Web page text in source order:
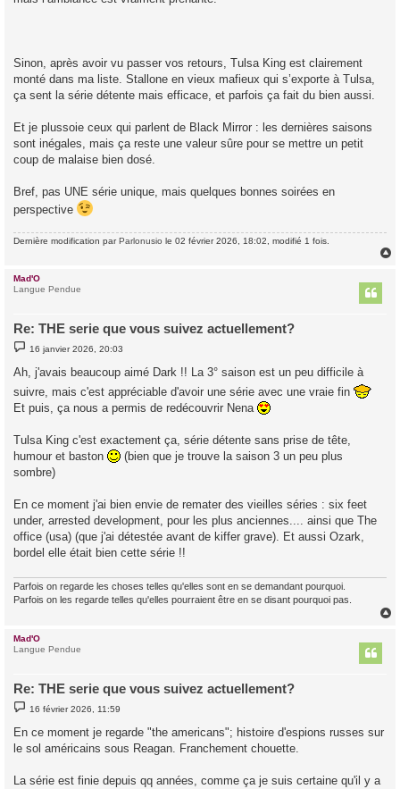
Sinon, après avoir vu passer vos retours, Tulsa King est clairement
monté dans ma liste. Stallone en vieux mafieux qui s’exporte à Tulsa,
ça sent la série détente mais efficace, et parfois ça fait du bien aussi.
Et je plussoie ceux qui parlent de Black Mirror : les dernières saisons
sont inégales, mais ça reste une valeur sûre pour se mettre un petit
coup de malaise bien dosé.
Bref, pas UNE série unique, mais quelques bonnes soirées en
perspective
Dernière modification parParlonusio le 02 février 2026, 18:02, modifié 1 fois.
Mad'O
Langue Pendue
Re: THE serie que vous suivez actuellement?
M
e
s
a
g
e
16 janvier 2026, 20:03
Ah, j'avais beaucoup aimé Dark !! La 3° saison est un peu difficile à
suivre, mais c'est appréciable d'avoir une série avec une vraie fin
Et puis, ça nous a permis de redécouvrir Nena
Tulsa King c'est exactement ça, série détente sans prise de tête,
humour et baston
(bien que je trouve la saison 3 un peu plus
sombre)
En ce moment j'ai bien envie de remater des vieilles séries : six feet
under, arrested development, pour les plus anciennes.... ainsi que The
office (usa) (que j'ai détestée avant de kiffer grave). Et aussi Ozark,
bordel elle était bien cette série !!
Parfois on regarde les choses telles qu'elles sont en se demandant pourquoi.
Parfois on les regarde telles qu'elles pourraient être en se disant pourquoi pas.
Mad'O
Langue Pendue
Re: THE serie que vous suivez actuellement?
M
e
s
a
16 février 2026, 11:59
En ce moment je regarde "the americans"; histoire d'espions russes sur
le sol américains sous Reagan. Franchement chouette.
La série est finie depuis qq années, comme ça je suis certaine qu'il y a